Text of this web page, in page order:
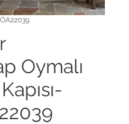
Oymalı